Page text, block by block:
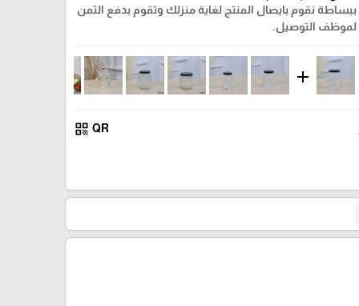
ببساطة نقوم بايصال المنتج لغاية منزلك وتقوم بدفع الثمن
لموظف التوصيل.
add
QR
qr_code